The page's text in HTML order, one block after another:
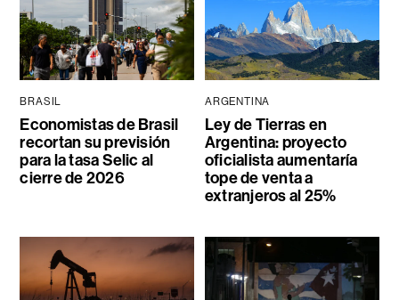
BRASIL
Economistas de Brasil
recortan su previsión
para la tasa Selic al
cierre de 2026
ARGENTINA
Ley de Tierras en
Argentina: proyecto
oficialista aumentaría
tope de venta a
extranjeros al 25%